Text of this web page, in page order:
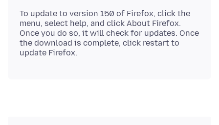
To update to version 150 of Firefox, click the
menu, select help, and click About Firefox.
Once you do so, it will check for updates. Once
the download is complete, click restart to